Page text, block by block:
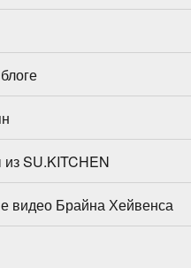
SU.KITCHEN
видео Брайна Хейвенса